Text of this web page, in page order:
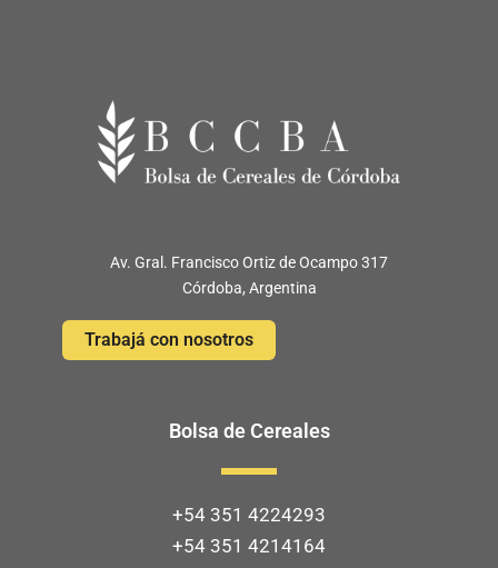
Av. Gral. Francisco Ortiz de Ocampo 317
Córdoba, Argentina
Trabajá con nosotros
Bolsa de Cereales
+54 351 4224293
+54 351 4214164